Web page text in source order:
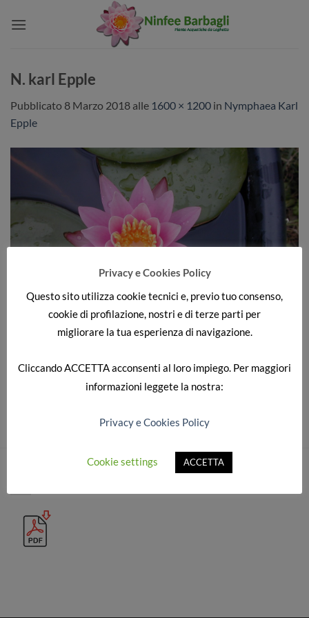
N. karl Epple
Pubblicato 8 Marzo 2018 alle 1600 × 1200 in Nymphaea Karl
Epple
Sia commenti che trackback sono attualmente chiusi.
Privacy e Cookies Policy
Questo sito utilizza cookie tecnici e, previo tuo consenso,
cookie di profilazione, nostri e di terze parti per
migliorare la tua esperienza di navigazione.
CliccandoACCETTAacconsenti al loro impiego. Per maggiori
informazioni leggete la nostra:
Privacy e Cookies Policy
Cookie settings ACCETTA